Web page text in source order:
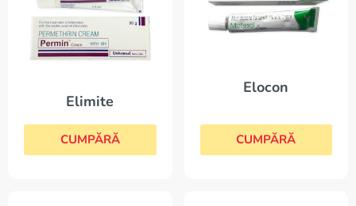
Elimite
CUMPĂRĂ
Elocon
CUMPĂRĂ